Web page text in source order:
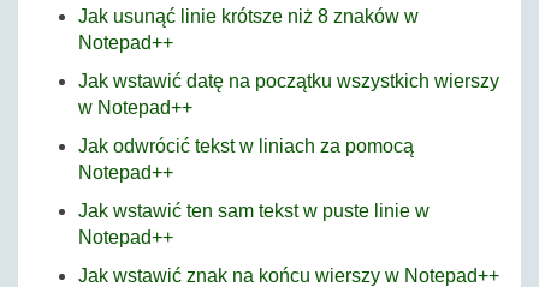
Jak usunąć linie krótsze niż 8 znaków w
Notepad++
Jak wstawić datę na początku wszystkich wierszy
w Notepad++
Jak odwrócić tekst w liniach za pomocą
Notepad++
Jak wstawić ten sam tekst w puste linie w
Notepad++
Jak wstawić znak na końcu wierszy w Notepad++